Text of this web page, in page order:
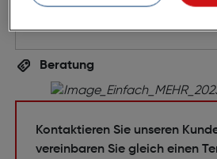
Beratung
Kontaktieren Sie unseren
vereinbaren Sie gleich einen